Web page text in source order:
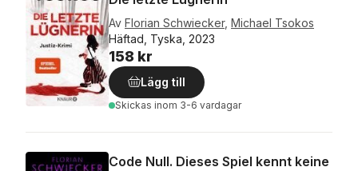
Av Florian Schwiecker, Michael Tsokos
Häftad, Tyska, 2023
158 kr
Lägg till
Skickas inom 3-6 vardagar
Code Null. Dieses Spiel kennt keine